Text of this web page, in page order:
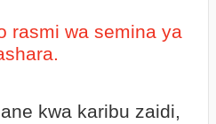
rasmi wa semina ya
kwa karibu zaidi,